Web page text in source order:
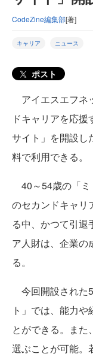
CodeZine編集部[著]
キャリア ニュース
ポスト
アイエスエフネ
ドキャリアを応
サイト」を開設し
料で利用できる。
40～54歳の「ミ
のセカンドキャリ
る中、かつて引退
ア人財は、企業の
る。
今回開設された
ト」では、能力
とができる。また
選ぶことが可能。